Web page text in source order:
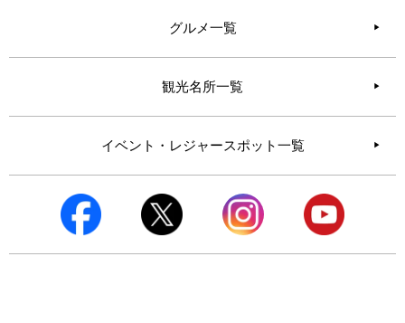
グルメ一覧
観光名所一覧
イベント・レジャースポット一覧